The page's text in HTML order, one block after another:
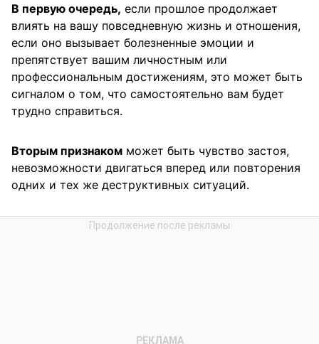
В первую очередь, если прошлое продолжает
влиять на вашу повседневную жизнь и отношения,
если оно вызывает болезненные эмоции и
препятствует вашим личностным или
профессиональным достижениям, это может быть
сигналом о том, что самостоятельно вам будет
трудно справиться.
Вторым признаком может быть чувство застоя,
невозможности двигаться вперед или повторения
одних и тех же деструктивных ситуаций.